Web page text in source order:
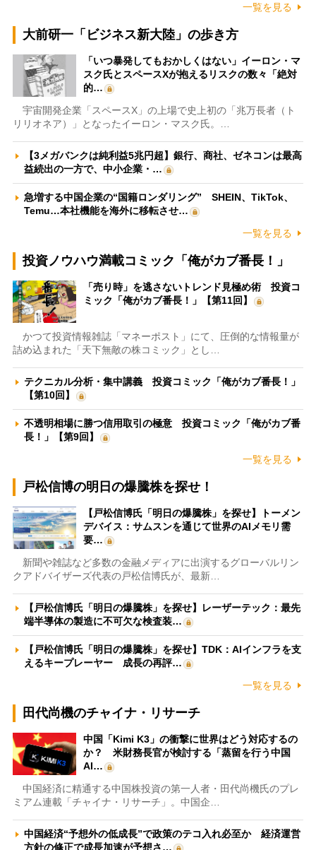
一覧を見る
大前研一「ビジネス新大陸」の歩き方
「いつ暴発してもおかしくはない」イーロン・マ
スク氏とスペースXが抱えるリスクの数々「絶対
的…
宇宙開発企業「スペースX」の上場で史上初の「兆万長者（ト
リリオネア）」となったイーロン・マスク氏。…
【3メガバンクは純利益5兆円超】銀行、商社、ゼネコンは最高
益続出の一方で、中小企業・…
急増する中国企業の“国籍ロンダリング” SHEIN、TikTok、
Temu…本社機能を海外に移転させ…
一覧を見る
投資ノウハウ満載コミック「俺がカブ番長！」
「売り時」を逃さないトレンド見極め術 投資コ
ミック「俺がカブ番長！」【第11回】
かつて投資情報雑誌「マネーポスト」にて、圧倒的な情報量が
詰め込まれた「天下無敵の株コミック」とし…
テクニカル分析・集中講義 投資コミック「俺がカブ番長！」
【第10回】
不透明相場に勝つ信用取引の極意 投資コミック「俺がカブ番
長！」【第9回】
一覧を見る
戸松信博の明日の爆騰株を探せ！
【戸松信博氏「明日の爆騰株」を探せ】トーメン
デバイス：サムスンを通じて世界のAIメモリ需
要…
新聞や雑誌など多数の金融メディアに出演するグローバルリン
クアドバイザーズ代表の戸松信博氏が、最新…
【戸松信博氏「明日の爆騰株」を探せ】レーザーテック：最先
端半導体の製造に不可欠な検査装…
【戸松信博氏「明日の爆騰株」を探せ】TDK：AIインフラを支
えるキープレーヤー 成長の再評…
一覧を見る
田代尚機のチャイナ・リサーチ
中国「Kimi K3」の衝撃に世界はどう対応するの
か？ 米財務長官が検討する「蒸留を行う中国
AI…
中国経済に精通する中国株投資の第一人者・田代尚機氏のプレ
ミアム連載「チャイナ・リサーチ」。中国企…
中国経済“予想外の低成長”で政策のテコ入れ必至か 経済運営
方針の修正で成長加速が予想さ…